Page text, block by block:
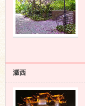
瀫西